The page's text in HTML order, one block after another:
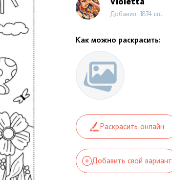
Добавил: 1874 шт.
Как можно раскрасить:
Раскрасить онлайн
Добавить свой вариант